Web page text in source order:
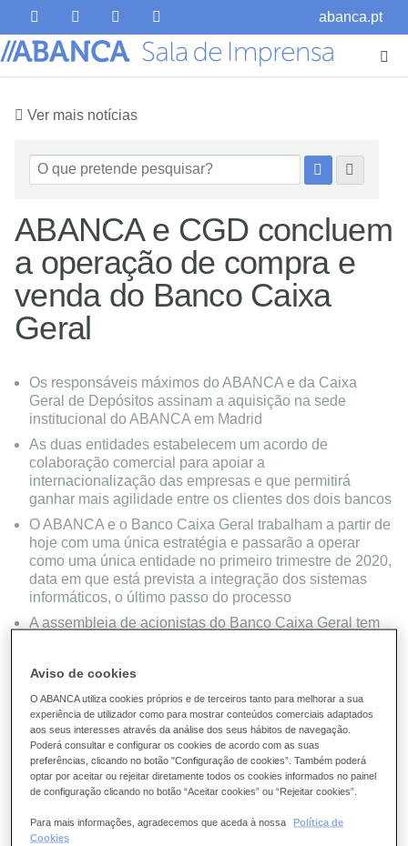
abanca.pt
Ver mais notícias
ABANCA e CGD concluem
a operação de compra e
venda do Banco Caixa
Geral
Os responsáveis máximos do ABANCA e da Caixa
Geral de Depósitos assinam a aquisição na sede
institucional do ABANCA em Madrid
As duas entidades estabelecem um acordo de
colaboração comercial para apoiar a
internacionalização das empresas e que permitirá
ganhar mais agilidade entre os clientes dos dois bancos
O ABANCA e o Banco Caixa Geral trabalham a partir de
hoje com uma única estratégia e passarão a operar
como uma única entidade no primeiro trimestre de 2020,
data em que está prevista a integração dos sistemas
informáticos, o último passo do processo
A assembleia de acionistas do Banco Caixa Geral tem
conselho de administração
Aviso de cookies
O ABANCA utiliza cookies próprios e de terceiros tanto para melhorar a sua
experiência de utilizador como para mostrar conteúdos comerciais adaptados
aos seus interesses através da análise dos seus hábitos de navegação.
Poderá consultar e configurar os cookies de acordo com as suas
preferências, clicando no botão "Configuração de cookies”. Também poderá
optar por aceitar ou rejeitar diretamente todos os cookies informados no painel
de configuração clicando no botão “Aceitar cookies” ou “Rejeitar cookies”.
Para mais informações, agradecemos que aceda à nossa
Política de
Cookies